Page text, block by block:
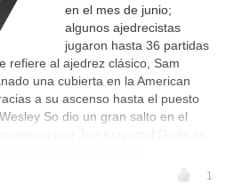
en el mes de junio;
algunos ajedrecistas
jugaron hasta 36 partidas
refiere al ajedrez clásico, Sam
una cubierta en la American
a su ascenso hasta el puesto
So dio un gran salto en el
1